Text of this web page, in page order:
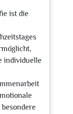
ist die
individuelle